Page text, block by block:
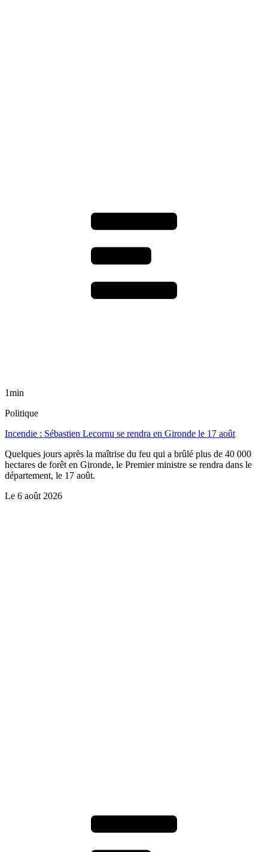
1min
Politique
Incendie : Sébastien Lecornu se rendra en Gironde le 17 août
Quelques jours après la maîtrise du feu qui a brûlé plus de 40 000
hectares de forêt en Gironde, le Premier ministre se rendra dans le
département, le 17 août.
Le 6 août 2026